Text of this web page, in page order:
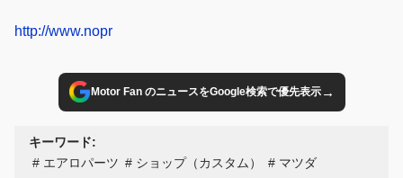
http://www.nopr
Motor Fan のニュースをGoogle検索で優先表示→
キーワード:
エアロパーツ
ショップ（カスタム）
マツダ